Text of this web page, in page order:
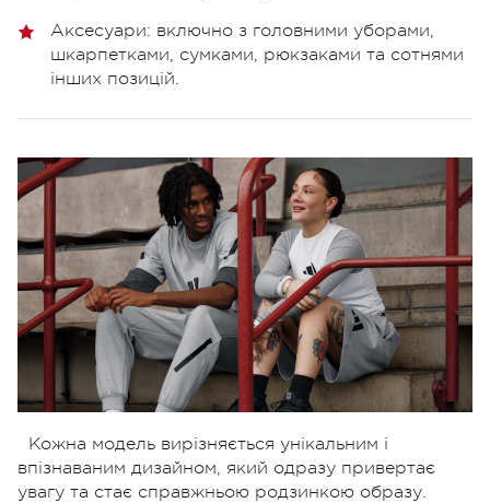
Аксесуари: включно з головними уборами,
шкарпетками, сумками, рюкзаками та сотнями
інших позицій.
Кожна модель вирізняється унікальним і
впізнаваним дизайном, який одразу привертає
увагу та стає справжньою родзинкою образу.